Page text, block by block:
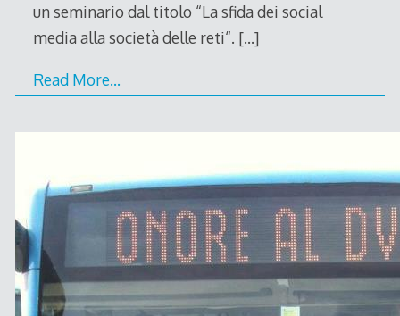
un seminario dal titolo “La sfida dei social
media alla società delle reti“. […]
Read More…